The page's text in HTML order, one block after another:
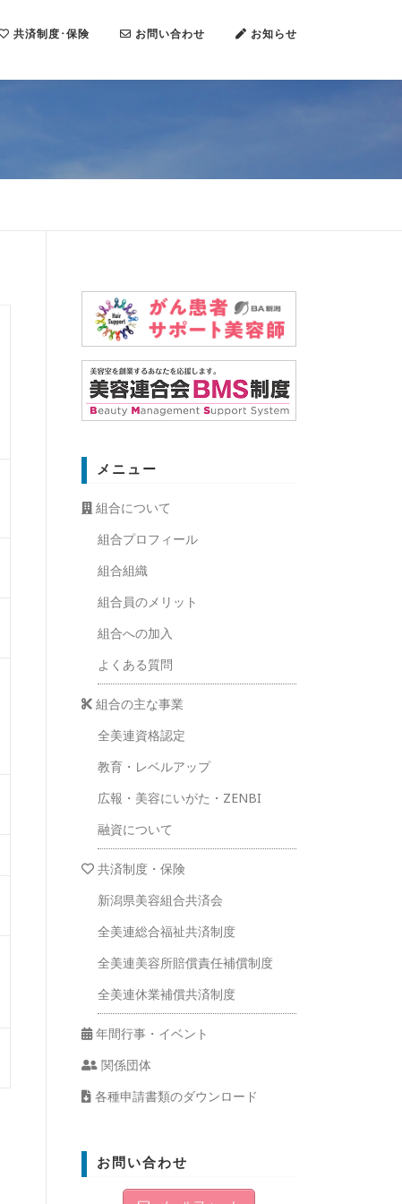
共済制度･保険 お問い合わせ お知らせ
メニュー
組合について
組合プロフィール
組合組織
組合員のメリット
組合への加入
よくある質問
組合の主な事業
全美連資格認定
教育・レベルアップ
広報・美容にいがた・ZENBI
融資について
共済制度・保険
新潟県美容組合共済会
全美連総合福祉共済制度
全美連美容所賠償責任補償制度
全美連休業補償共済制度
年間行事・イベント
関係団体
各種申請書類のダウンロード
お問い合わせ